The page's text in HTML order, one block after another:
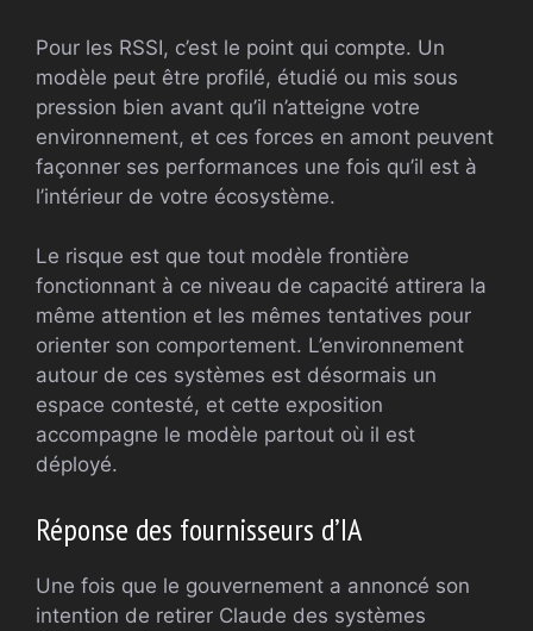
Pour les RSSI, c’est le point qui compte. Un
modèle peut être profilé, étudié ou mis sous
pression bien avant qu’il n’atteigne votre
environnement, et ces forces en amont peuvent
façonner ses performances une fois qu’il est à
l’intérieur de votre écosystème.
Le risque est que tout modèle frontière
fonctionnant à ce niveau de capacité attirera la
même attention et les mêmes tentatives pour
orienter son comportement. L’environnement
autour de ces systèmes est désormais un
espace contesté, et cette exposition
accompagne le modèle partout où il est
déployé.
Réponse des fournisseurs d’IA
Une fois que le gouvernement a annoncé son
intention de retirer Claude des systèmes